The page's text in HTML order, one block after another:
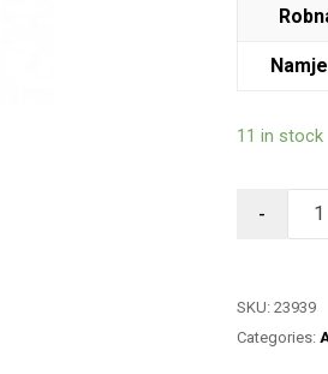
11 in stock
-
SKU:23939
Categories: